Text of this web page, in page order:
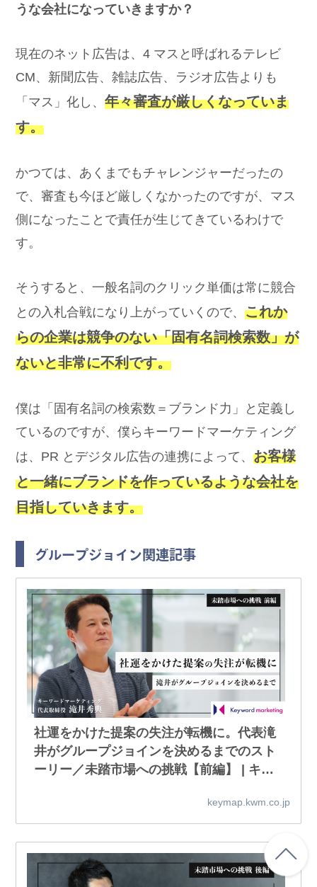
うな会社になっていきますか？
現在のネット広告は、4 マスと呼ばれるテレビ
CM、新聞広告、雑誌広告、ラジオ広告よりも
「マス」化し、年々審査が厳しくなっていま
す。
かつては、あくまでもチャレンジャーだったの
で、審査も今ほど厳しくなかったのですが、マス
側になったことで責任が生じてきているわけで
す。
そうすると、一般名詞のクリック単価は常に競合
との入札合戦になり上がっていくので、これか
らの企業は競争のない「固有名詞検索数」が
ないと非常に不利です。
僕は「固有名詞の検索数＝ブランド力」と定義し
ているのですが、僕らキーワードマーケティング
は、PR とデジタル広告の連携によって、お客様
と一緒にブランドを作っているような会社を
目指していきます。
グループジョイン関連記事
社運をかけた提案の失注が転機に。代表滝
井がグループジョインを決めるまでのスト
ーリー／未踏市場への挑戦【前編】 | キー
keymap.kwm.co.jp